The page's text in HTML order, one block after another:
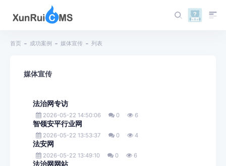
首页 成功案例 媒体宣传 列表
媒体宣传
法治网专访
2026-05-22 14:50:06 0 6
智领安平行业网
2026-05-22 13:53:37 0 4
法安网
2026-05-22 13:49:10 0 6
法治网网站